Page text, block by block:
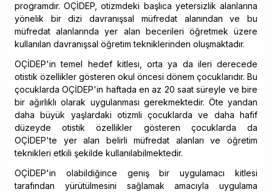
programdır. OÇİDEP, otizmdeki başlıca yetersizlik alanlarına
yönelik bir dizi davranışsal müfredat alanından ve bu
müfredat alanlarında yer alan becerileri öğretmek üzere
kullanılan davranışsal öğretim tekniklerinden oluşmaktadır.
OÇİDEP'in temel hedef kitlesi, orta ya da ileri derecede
otistik özellikler gösteren okul öncesi dönem çocuklarıdır. Bu
çocuklarda OÇİDEP'in haftada en az 20 saat süreyle ve bire
bir ağırlıklı olarak uygulanması gerekmektedir. Öte yandan
daha büyük yaşlardaki otizmli çocuklarda ve daha hafif
düzeyde otistik özellikler gösteren çocuklarda da
OÇİDEP'te yer alan belirli müfredat alanları ve öğretim
teknikleri etkili şekilde kullanılabilmektedir.
OÇİDEP'in olabildiğince geniş bir uygulamacı kitlesi
tarafından yürütülmesini sağlamak amacıyla uygulama